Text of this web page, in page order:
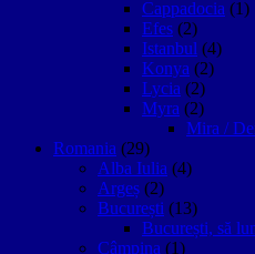
Cappadocia (1)
Efes (2)
Istanbul (4)
Konya (2)
Lycia (2)
Myra (2)
Mira /
Romania (29)
Alba Iulia (4)
Argeș (2)
București (13)
București, să
Câmpina (1)